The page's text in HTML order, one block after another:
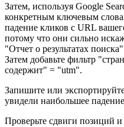
Затем, используя Google
конкретным ключевым
падение кликов с URL
потому что они сильно
"Отчет о результатах
Затем добавьте фильтр
содержит" = "utm".
Запишите или
увидели наибольшее
Проверьте сдвиги позиций